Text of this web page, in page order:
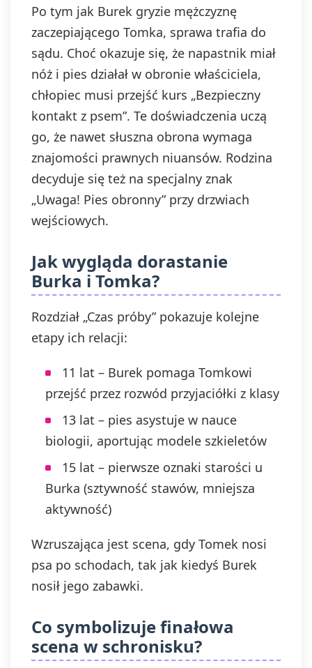
Po tym jak Burek gryzie mężczyznę
zaczepiającego Tomka, sprawa trafia do
sądu. Choć okazuje się, że napastnik miał
nóż i pies działał w obronie właściciela,
chłopiec musi przejść kurs „Bezpieczny
kontakt z psem”. Te doświadczenia uczą
go, że nawet słuszna obrona wymaga
znajomości prawnych niuansów. Rodzina
decyduje się też na specjalny znak
„Uwaga! Pies obronny” przy drzwiach
wejściowych.
Jak wygląda dorastanie
Burka i Tomka?
Rozdział „Czas próby” pokazuje kolejne
etapy ich relacji:
11 lat – Burek pomaga Tomkowi
przejść przez rozwód przyjaciółki z klasy
13 lat – pies asystuje w nauce
biologii, aportując modele szkieletów
15 lat – pierwsze oznaki starości u
Burka (sztywność stawów, mniejsza
aktywność)
Wzruszająca jest scena, gdy Tomek nosi
psa po schodach, tak jak kiedyś Burek
nosił jego zabawki.
Co symbolizuje finałowa
scena w schronisku?